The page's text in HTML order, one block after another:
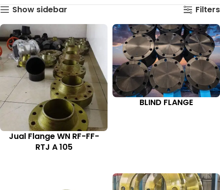
Show sidebar
Filters
Jual Flange WN RF-FF-
RTJ A 105
BLIND FLANGE